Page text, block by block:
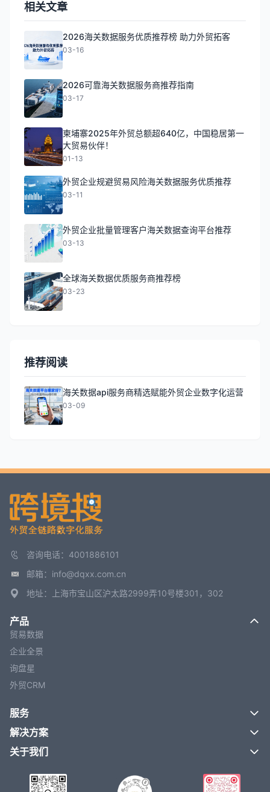
相关文章
2026海关数据服务优质推荐榜 助力外贸拓客
03-16
2026可靠海关数据服务商推荐指南
03-17
柬埔寨2025年外贸总额超640亿，中国稳居第一
大贸易伙伴！
01-13
外贸企业规避贸易风险海关数据服务优质推荐
03-11
外贸企业批量管理客户海关数据查询平台推荐
03-13
全球海关数据优质服务商推荐榜
03-23
推荐阅读
海关数据api服务商精选赋能外贸企业数字化运营
03-09
咨询电话：4001886101
邮箱：info@dqxx.com.cn
地址：上海市宝山区沪太路2999弄10号楼301，302
产品
贸易数据
企业全景
询盘星
外贸CRM
服务
解决方案
关于我们